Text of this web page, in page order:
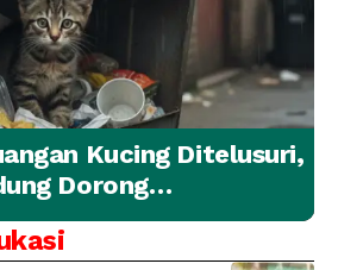
Kucing Ditelusuri,
Dorong
yang